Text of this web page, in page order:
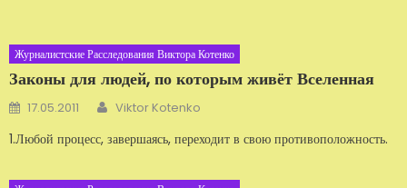
Журналистские Расследования Виктора Котенко
Законы для людей, по которым живёт Вселенная
Добавлено
17.05.2011 Автор
Viktor Kotenko
1.Любой процесс, завершаясь, переходит в свою противоположность.